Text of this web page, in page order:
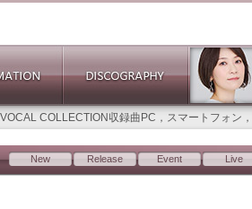
COLLECTION収録曲PC，スマートフォン
New Release Event Live